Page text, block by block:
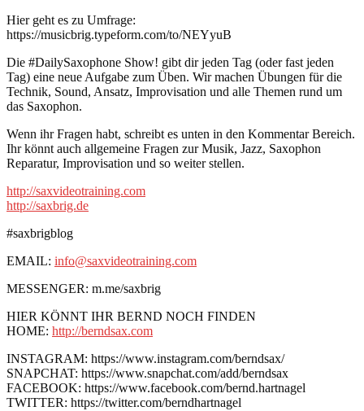
Hier geht es zu Umfrage:
https://musicbrig.typeform.com/to/NEYyuB
Die #DailySaxophone Show! gibt dir jeden Tag (oder fast jeden
Tag) eine neue Aufgabe zum Üben. Wir machen Übungen für die
Technik, Sound, Ansatz, Improvisation und alle Themen rund um
das Saxophon.
Wenn ihr Fragen habt, schreibt es unten in den Kommentar Bereich.
Ihr könnt auch allgemeine Fragen zur Musik, Jazz, Saxophon
Reparatur, Improvisation und so weiter stellen.
http://saxvideotraining.com
http://saxbrig.de
#saxbrigblog
EMAIL: info@saxvideotraining.com
MESSENGER: m.me/saxbrig
HIER KÖNNT IHR BERND NOCH FINDEN
HOME: http://berndsax.com
INSTAGRAM: https://www.instagram.com/berndsax/
SNAPCHAT: https://www.snapchat.com/add/berndsax
FACEBOOK: https://www.facebook.com/bernd.hartnagel
TWITTER: https://twitter.com/berndhartnagel